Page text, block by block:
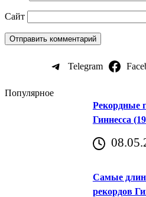
Сайт
Telegram
Популярное
Рекордные
Гиннесса
Самые
рекордов